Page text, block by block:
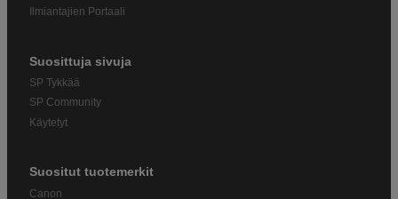
Ilmiantajien Portaali
Suosittuja sivuja
SP Tykkää
SP Community
Käytetyt
Suositut tuotemerkit
Canon